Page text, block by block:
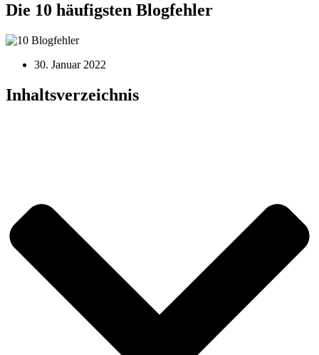
Die 10 häufigsten Blogfehler
30. Januar 2022
Inhaltsverzeichnis